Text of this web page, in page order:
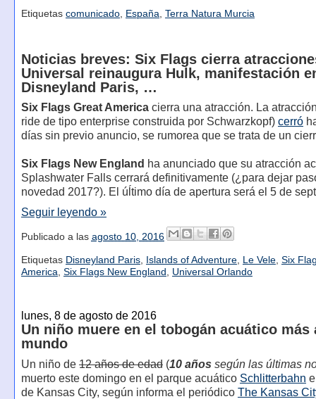
Etiquetas comunicado, España Terra Natura Murcia
Noticias breves: Six Flags cierra
Universal reinaugura Hulk, manifestación
Disneyland Paris, …
Six Flags Great Americacierra una atracción. La
ride de tipo enterprise construida por Schwarzkopf) cerró
días sin previo anuncio, se rumorea que se trata de un
Six Flags New England ha anunciado que su atracción
Splashwater Falls cerrará definitivamente (¿para dejar
novedad 2017?). El úĺtimo día de apertura será el 5 de
Seguir leyendo »
Publicado a las agosto 10, 2016
Etiquetas Disneyland Paris, Islands of Adventure, Le Vele, Six
America Six Flags New England Universal Orlando
lunes, 8 de agosto de 2016
Un niño muere en el tobogán acuático más
mundo
Un niño de 12 años de edad(10 años según las últimas
muerto este domingo en el parque acuático Schlitterbahn
de Kansas City, según informa el periódico The Kansas